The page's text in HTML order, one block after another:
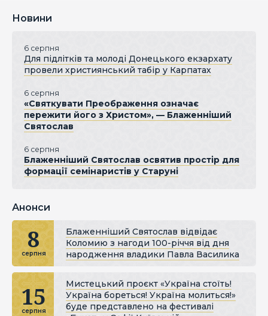
Новини
6 серпня
Для підлітків та молоді Донецького екзархату
провели християнський табір у Карпатах
6 серпня
«Святкувати Преображення означає
пережити його з Христом», — Блаженніший
Святослав
6 серпня
Блаженніший Святослав освятив простір для
формації семінаристів у Старуні
Анонси
8
серпня
Блаженніший Святослав відвідає
Коломию з нагоди 100-річчя від дня
народження владики Павла Василика
15
серпня
Мистецький проєкт «Україна стоїть!
Україна бореться! Україна молиться!»
буде представлено на фестивалі